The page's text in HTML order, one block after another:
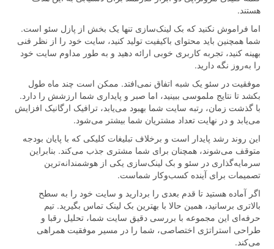
هستند.
اما فراموش نکنید که بک لینک‌سازی تنها یک بخش از پازل سئو است.
شما همچنین باید محتوای باکیفیت تولید کنید، سایت خود را از نظر فنی
بهینه کنید، تجربه کاربری خوبی ارائه دهید و به طور مداوم سایت خود
را به‌روز نگه دارید.
موفقیت در سئو یک شبه اتفاق نمی‌افتد. ممکن است چند ماه طول
بکشد تا نتایج ملموسی ببینید، اما صبر و پایداری شما ارزشش را دارد.
با گذشت زمان، رتبه سایت شما بهبود می‌یابد، ترافیک ارگانیک افزایش
می‌یابد و در نهایت تعداد مشتریان شما بیشتر می‌شود.
این روند رشد پایدار است و برخلاف تبلیغات کلیکی که با پایان بودجه
متوقف می‌شوند، همچنان برای شما مشتری جذب می‌کند. بنابراین
سرمایه‌گذاری در سئو و بک لینک‌سازی یکی از هوشمندانه‌ترین
تصمیمات برای آینده کسب‌وکار شماست.
اگر آماده هستید تا قدم بعدی را بردارید و سایت خود را به سطح
بالاتری برسانید، همین حالا با بهترین بک لینک تماس بگیرید. تیم
حرفه‌ای این مجموعه با بررسی دقیق سایت شما، تحلیل رقبا و
طراحی استراتژی اختصاصی، شما را در مسیر موفقیت همراهی
می‌کند.